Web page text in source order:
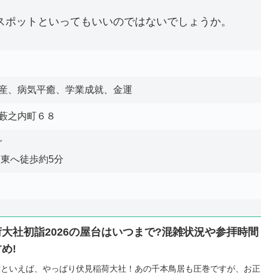
ットといってもいいのではないでしょうか。
、病気平癒、学業成就、金運
之内町６８
へ徒歩約5分
社初詣2026の屋台はいつまで?混雑状況や参拝時間
!
いえば、やっぱり伏見稲荷大社！あの千本鳥居も圧巻ですが、お正